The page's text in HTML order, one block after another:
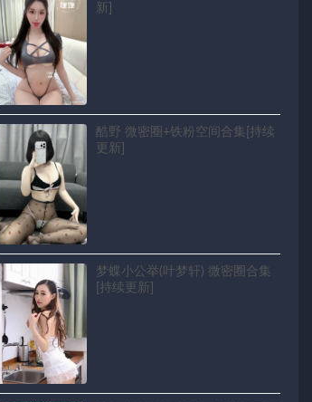
新]
酷野 微密圈+铁粉空间合集[持续
更新]
梦蝶小公举(叶梦轩) 微密圈合集
[持续更新]